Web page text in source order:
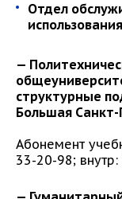
Отдел
—
структурные
Большая Санкт-
Абонемент
33-20-98; внутр: